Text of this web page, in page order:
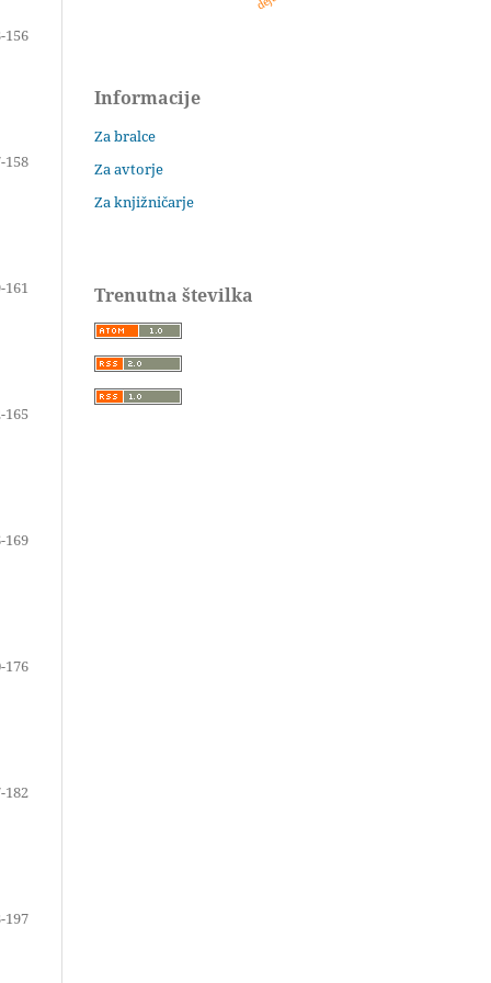
156
158
161
165
169
176
182
197
Informacije
Za bralce
Za avtorje
Za knjižničarje
Trenutna številka